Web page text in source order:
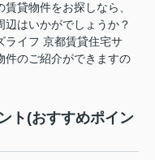
貸物件をお探しなら、
はいかがでしょうか？
ライフ 京都賃貸住宅サ
件のご紹介ができますの
ト(おすすめポイン